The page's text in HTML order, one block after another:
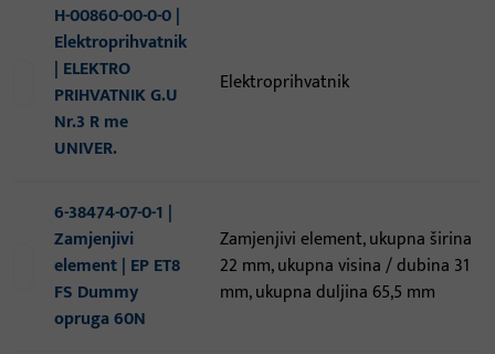
H-00860-00-0-0 |
Elektroprihvatnik
| ELEKTRO
PRIHVATNIK G.U
Nr.3 R me
UNIVER.
Elektroprihvatnik
6-38474-07-0-1 |
Zamjenjivi
element | EP ET8
FS Dummy
opruga 60N
Zamjenjivi element, ukupna širina
22 mm, ukupna visina / dubina 31
mm, ukupna duljina 65,5 mm